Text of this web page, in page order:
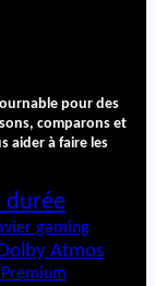
pour des
comparons et
aider à faire les
durée
gaming
Atmos
Premium